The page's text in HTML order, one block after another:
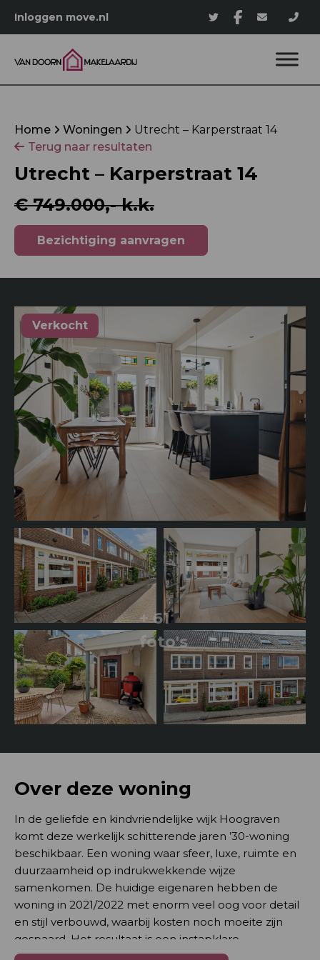
Inloggen move.nl
Home Woningen
Utrecht – Karperstraat 14
Terug naar resultaten
Utrecht – Karperstraat 14
€ 749.000,- k.k.
Bezichtiging aanvragen
Verkocht
+ 61
foto's
Over deze woning
In de geliefde en kindvriendelijke wijk Hoograven
komt deze werkelijk schitterende jaren ’30-woning
beschikbaar. Een woning waar sfeer, luxe, ruimte en
duurzaamheid op indrukwekkende wijze
samenkomen. De huidige eigenaren hebben de
woning in 2021/2022 met enorm veel oog voor detail
en stijl verbouwd, waarbij kosten noch moeite zijn
gespaard. Het resultaat is een instapklare
droomwoning waar werkelijk alles klopt, mét behoud